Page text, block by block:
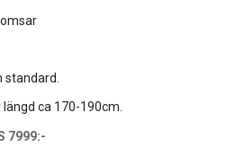
ca 170-190cm.
7999:-